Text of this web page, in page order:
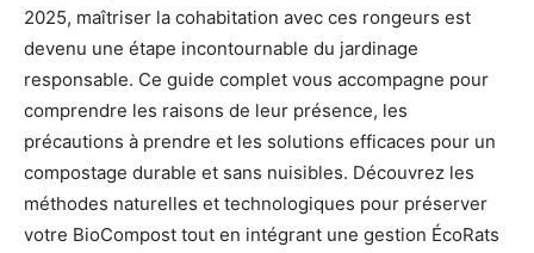
2025, maîtriser la cohabitation avec ces rongeurs est
devenu une étape incontournable du jardinage
responsable. Ce guide complet vous accompagne pour
comprendre les raisons de leur présence, les
précautions à prendre et les solutions efficaces pour un
compostage durable et sans nuisibles. Découvrez les
méthodes naturelles et technologiques pour préserver
votre BioCompost tout en intégrant une gestion ÉcoRats